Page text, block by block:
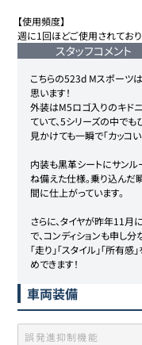
【使用頻度】
週に1回ほどご使用されており
スタッフコメント
こちらの523d Mスポーツ
思います！
外装はM5ロゴ入りのキド
ていて、5シリーズの中で
見かけても一瞬で「カッコ
内装も黒革シートにサンル
ね備えた仕様。乗り込んだ
間に仕上がっています。
さらに、タイヤが昨年11月
で、コンディションも申し
「走り」「スタイル」「所
めできます！
車両装備
誤発進抑制機能